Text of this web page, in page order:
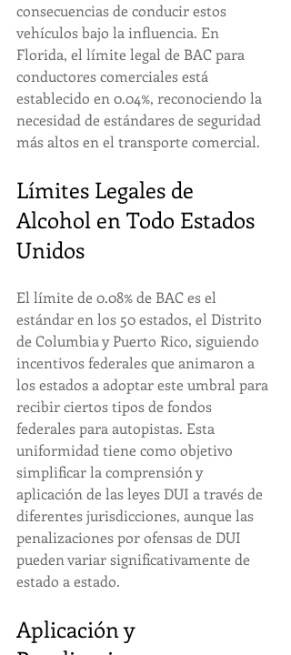
consecuencias de conducir estos
vehículos bajo la influencia. En
Florida, el límite legal de BAC para
conductores comerciales está
establecido en 0.04%, reconociendo la
necesidad de estándares de seguridad
más altos en el transporte comercial.
Límites Legales de
Alcohol en Todo Estados
Unidos
El límite de 0.08% de BAC es el
estándar en los 50 estados, el Distrito
de Columbia y Puerto Rico, siguiendo
incentivos federales que animaron a
los estados a adoptar este umbral para
recibir ciertos tipos de fondos
federales para autopistas. Esta
uniformidad tiene como objetivo
simplificar la comprensión y
aplicación de las leyes DUI a través de
diferentes jurisdicciones, aunque las
penalizaciones por ofensas de DUI
pueden variar significativamente de
estado a estado.
Aplicación y